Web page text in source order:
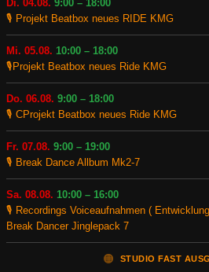
Di. 04.08. 9:00 – 18:00
🎙️ Projekt Beatbox neues RIDE KMG
Mi. 05.08. 10:00 – 18:00
🎙️Projekt Beatbox neues Ride KMG
Do. 06.08. 9:00 – 18:00
🎙️ CProjekt Beatbox neues Ride KMG
Fr. 07.08. 9:00 – 19:00
🎙️ Break Dance Allbum Mk2-7
Sa. 08.08. 10:00 – 16:00
🎙️ Recordings Voiceaufnahmen (
Break Dancer Jinglepack 7
🟠 STUDIO FAST